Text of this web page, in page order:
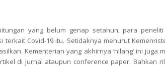
yang belum genap setahun, para
Covid-19 itu. Setidaknya menurut
Kementerian yang akhirnya ‘hilang’ ini juga
di jurnal ataupun conference paper. Bahkan